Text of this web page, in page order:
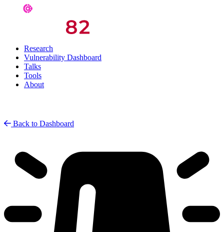
Research
Vulnerability Dashboard
Talks
Tools
About
Back to Dashboard